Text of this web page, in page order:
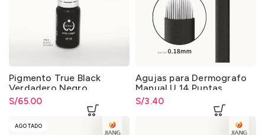
Pigmento True Black
Verdadero Negro
BioTouch Maquillaje
Permanente y
S/65.00
Agujas para Dermografo
Manual U 14 Puntas
S/3.40
AGOTADO